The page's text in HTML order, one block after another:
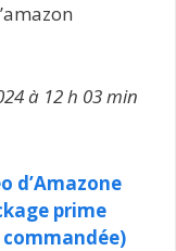
à 12 h 03 min
d’Amazone
prime